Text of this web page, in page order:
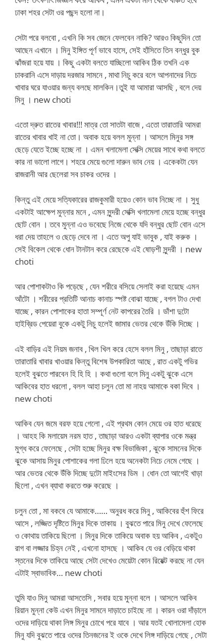
ঢাকা শহর সেটা ওর পছন্দ হলো না।
সেটা পরে বলবো , এখনি কি সব জেনে ফেলবেন নাকি? আরও কিছুদিন তো
আছেন এখানে । মিনু ইঙ্গিত পূর্ণ ভাবে হাসে, সেই হাঁসিতে তিন বন্ধুর বুক
ঝাঁজরা হয়ে যায় । কিছু একটা বলতে যাচ্ছিলো আকিব ঠিক তখনি এক
চাকরানি এসে দাড়ায় দরজার সামনে , মাথা নিচু করে বলে আপনাদের নিচে
খাবার ঘরে যাওয়ার জন্য বলছে মালকিন।তুই যা আমারা আসছি , বলে দেয়
মিনু । new choti
এতো দ্রুত রাতের খাবার!!! মাত্র তো সাতটা বাজে , এতো তারাতারি আমরা
রাতের খাবার খাই না তো। অবাক হয়ে বলল মুন্না । আসলে মিনুর সঙ্গ
ছেড়ে যেতে ইচ্ছে হচ্ছে না । এমন খলামেলা সেক্সি মেয়ের সাথে কথা বলতে
কার না ভালো লাগে। শহরে মেয়ে গুলো দারুন ভাব নেয় । একেকটা যেন
রাজরানী আর ছেলেরা সব চাকর ওদের ।
কিন্তু এই মেয়ে সত্যিকারের রাজকুমারী হয়েও কোন ভাব নিচ্ছে না । সুধু
একটাই আক্ষেপ মুন্নার মনে , এমন সুন্দরী সেক্সি খলামেলা মেয়ে হচ্ছে বন্ধুর
ছোট বোন । তবে মুন্না এও ভবেছে নিজে থেকে যদি বন্ধুর ছোট বোন এসে
ধরা দেয় তাহলে ও ছেড়ে দেবে না । এতে অপু যাই ভাবুক , যাই করুক ।
সেই বিকেল থেকে ধোন টানটান করে রেছেকে এই ষোড়শী সুন্দরী । new
choti
আর পোশাকটাও কি পড়েছে , যেন শরীরে বসিয়ে সেলাই করা হয়েছে এমন
আঁটো । শরীরের প্রতিটি আনাচ কানাচ স্পষ্ট বোঝা যাচ্ছে , বগল টাও দেখা
যাচ্ছে , কারন পোশাকের হাতা সম্পূর্ণ নেট কাপরের তৈরি । ডাঁশা দুটো
হাইব্রিড পেয়েরা বুকে একটু নিচু হলেই জামার ভেতর থেকে উঁকি দিচ্ছে ।
এই বাড়ির এই নিয়ম জনাব , খিল খিল করে হেসে বলল মিনু , তাছাড়া রাতে
তারাতারি খাবার খাওয়ার কিন্তু বিশেষ উপকারিতা আছে , রাত একটু গভির
হলেই বুঝতে পারবেন হি হি হি । কথা গুলো বলে মিনু একটু ঝুকে এসে
আকিবের হাত ধরলো , বলল আহা চলুন তো মা নাহয় আমাকে বকা দিবে ।
new choti
আকিব যেন জমে বরফ হয়ে গেলো , এই প্রথম কোন মেয়ে ওর হাত ধরেছে
। আহহ কি মলায়েম নরম হাত , তাছাড়া আরও একটা ব্যাপার ওকে মন্ত্র
মুগ্ধ করে ফেলেছে , সেটা হচ্ছে মিনুর বক্ষ বিভাজিকা , ঝুকে সামনের দিকে
ঝুকে আসায় মিনুর পোশাকের গলা ঢিলে হয়ে অনেকটা নিচে নেমে গেছে ।
আর ভেতর থেকে উঁকি দিচ্ছে দুটো মাইংসের ডিম । ধোন তো আগেই খাড়া
ছিলো , এখন ব্যাথা করতে শুরু করেছে ।
চলুন তো , মা বকবে যে আমাকে…… অনুরধ করে মিনু , আকিবের হুঁশ ফিরে
আসে , লজ্জিত দৃষ্টিতে মিনুর দিকে তাকায় । বুঝতে পারে মিনু দেখে ফেলেছে
ও কোথায় তাকিয়ে ছিলো । মিনুর দিকে তাকিয়ে অবাক হয় আকিব , একটুও
রাগ বা লজ্জার চিহ্ন নেই , এখনো হাসছে । আকিব যে ওর বেড়িয়ে থাকা
স্তনের দিকে তাকিয়ে আছে সেটা দেখেও মেয়েটা কোন রিয়েক্ট করছে না যেন
এটাই স্বাভাবিক… new choti
তুমি যাও মিনু আমরা আসতেসি , সবার হয়ে মুন্না বলে । আসলে আকিব
রিয়ান মুন্না কেউ এখন মিনুর সামনে দাড়াতে চাইছে না । কারন ওরা দাঁড়ালে
ওদের দাড়িয়ে থাকা লিঙ্গ মিনুর চোখে পরে যাবে । আর যতই খোলামেলা হোক
মিনু যদি বুঝতে পারে ওদের তিনজনের ই ওকে দেখে লিঙ্গ দাড়িয়ে গেছে , সেটা